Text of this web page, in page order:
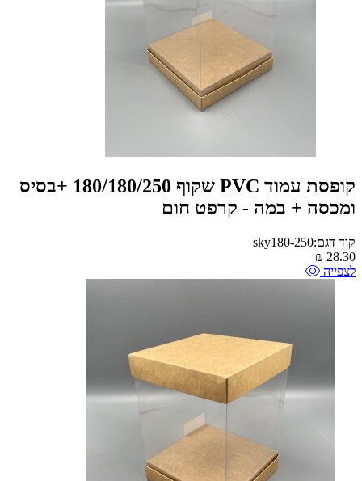
קופסת עמוד PVC שקוף 180/180/250 +בסיס
ומכסה + במה - קרפט חום
קוד דגם:sky180-250
28.30
₪
לצפייה